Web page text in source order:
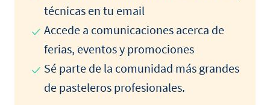
técnicas en tu email
Accede a comunicaciones acerca de
ferias, eventos y promociones
Sé parte de la comunidad más grandes
de pasteleros profesionales.